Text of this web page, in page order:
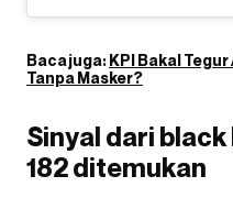
Baca juga:KPI Bakal
Tanpa Masker?
Sinyal dari
182 ditemukan